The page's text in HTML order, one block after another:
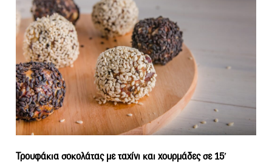
Τρουφάκια σοκολάτας με ταχίνι και χουρμάδες σε 15′